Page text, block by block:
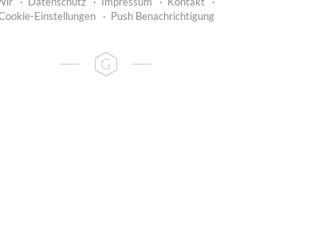
Einstellungen
· Push Benachrichtigung